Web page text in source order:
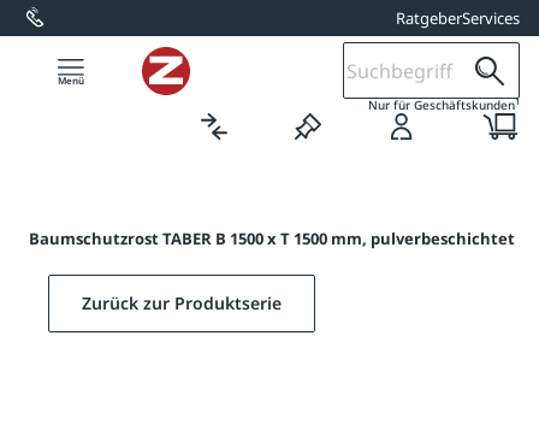
springen RatgeberServices
Nur für Geschäftskunden1
Baumschutzrost TABER B 1500 x T 1500 mm, pulverbeschichtet
Zurück zur Produktserie